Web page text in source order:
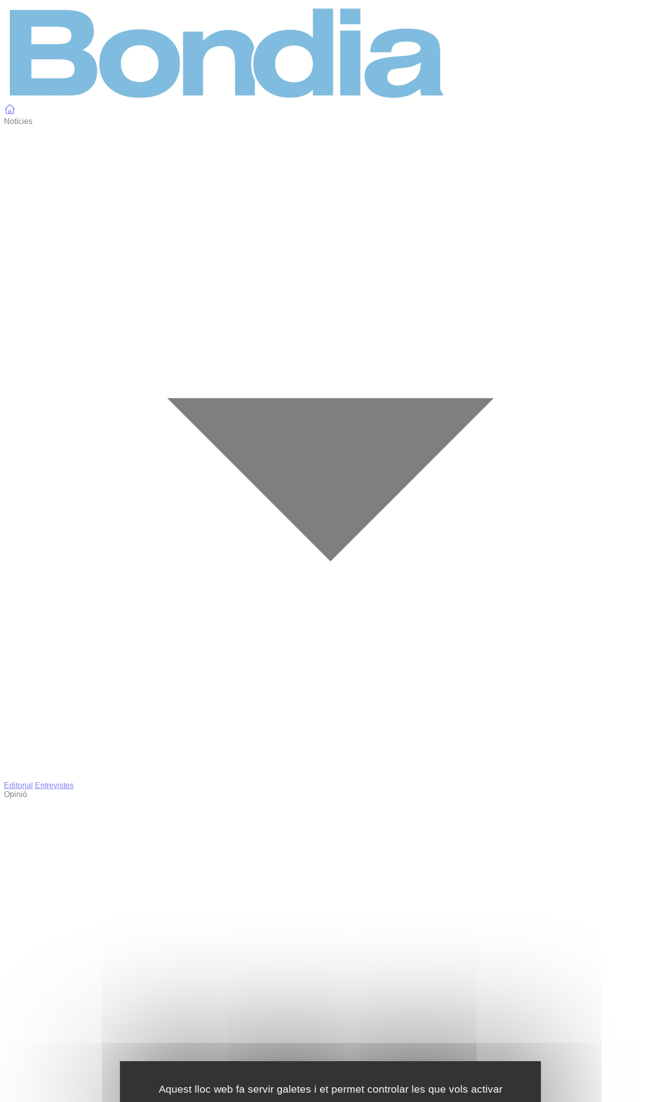
Aquest lloc web fa servir galetes i et permet controlar les que vols activar
Notícies
Editorial
Entrevistes
Opinió